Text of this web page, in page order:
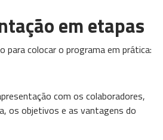
em etapas
para colocar o programa em prática:
com os colaboradores,
os objetivos e as vantagens do